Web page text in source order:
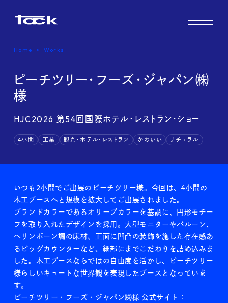
Works
Case study & Voice
Service
FAQ
Blog
Recruit
Home Works
ピーチツリー・フーズ・ジャパン㈱
様
HJC2026 第54回国際ホテル・レストラン・ショー
4小間 工業 観光・ホテル・レストラン かわいい ナチュラル
いつも2小間でご出展のピーチツリー様。今回は、4小間の
木工ブースへと規模を拡大してご出展されました。
ブランドカラーであるオリーブカラーを基調に、円形モチー
フを取り入れたデザインを採用。大型モニターやバルーン、
ヘリンボーン調の床材、正面に凹凸の装飾を施した存在感あ
るビッグカウンターなど、細部にまでこだわりを詰め込みま
した。木工ブースならではの自由度を活かし、ピーチツリー
様らしいキュートな世界観を表現したブースとなっていま
す。
ピーチツリー・フーズ・ジャパン㈱様 公式サイト：